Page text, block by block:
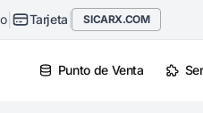
Tarjeta SICARX.COM
Punto de Venta